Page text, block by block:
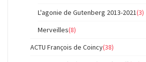
L'agonie de Gutenberg 2013-2021(3)
Merveilles(8)
ACTU François de Coincy(38)